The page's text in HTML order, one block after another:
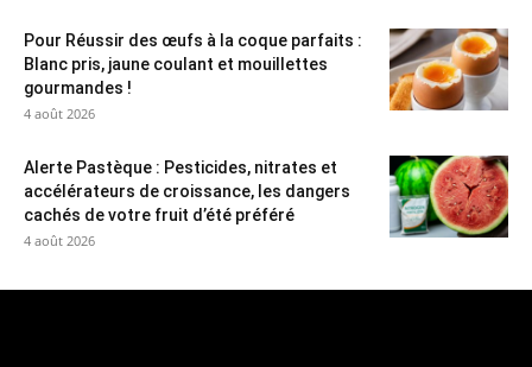
Pour Réussir des œufs à la coque parfaits :
Blanc pris, jaune coulant et mouillettes
gourmandes !
4 août 2026
Alerte Pastèque : Pesticides, nitrates et
accélérateurs de croissance, les dangers
cachés de votre fruit d’été préféré
4 août 2026